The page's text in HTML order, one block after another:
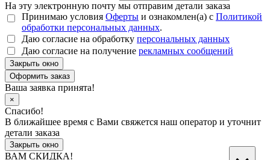
На эту электронную почту мы отправим детали заказа
Принимаю условия Оферты и ознакомлен(а) с Политикой
обработки персональных данных.
Даю согласие на обработку персональных данных
Даю согласие на получение рекламных сообщений
Закрыть окно
Ваша заявка принята!
×
Спасибо!
В ближайшее время с Вами свяжется наш оператор и уточнит
детали заказа
Закрыть окно
ВАМ СКИДКА!